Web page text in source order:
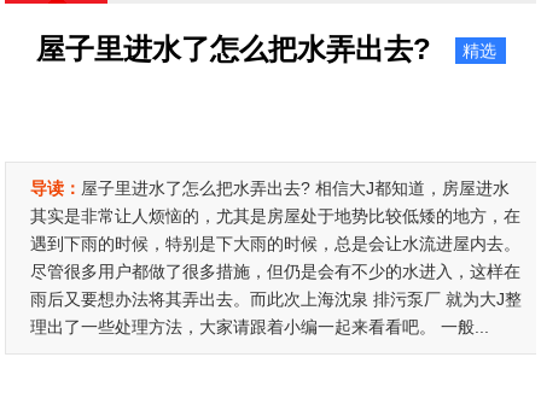
屋子里进水了怎么把水弄出去? 精选
导读： 屋子里进水了怎么把水弄出去? 相信大J都知道，房屋进水
其实是非常让人烦恼的，尤其是房屋处于地势比较低矮的地方，在
遇到下雨的时候，特别是下大雨的时候，总是会让水流进屋内去。
尽管很多用户都做了很多措施，但仍是会有不少的水进入，这样在
雨后又要想办法将其弄出去。而此次上海沈泉 排污泵厂 就为大J整
理出了一些处理方法，大家请跟着小编一起来看看吧。 一般...